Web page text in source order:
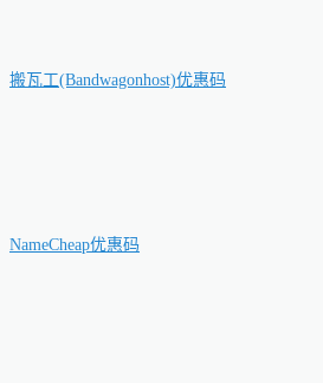
搬瓦工(Bandwagonhost)优惠码
NameCheap优惠码